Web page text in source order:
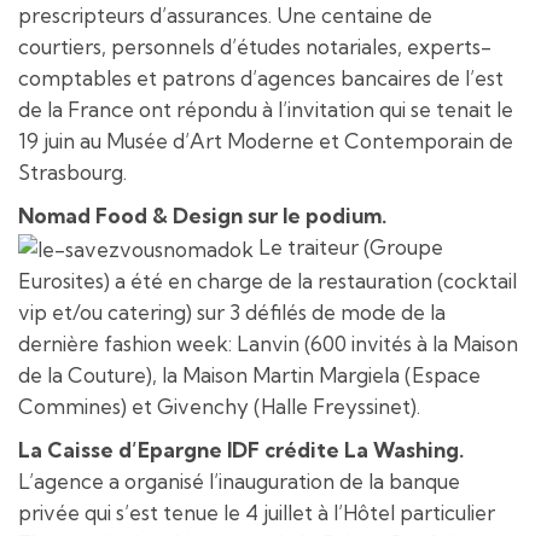
prescripteurs d’assurances. Une centaine de
courtiers, personnels d’études notariales, experts-
comptables et patrons d’agences bancaires de l’est
de la France ont répondu à l’invitation qui se tenait le
19 juin au Musée d’Art Moderne et Contemporain de
Strasbourg.
Nomad Food & Design sur le podium.
Le traiteur (Groupe
Eurosites) a été en charge de la restauration (cocktail
vip et/ou catering) sur 3 défilés de mode de la
dernière fashion week: Lanvin (600 invités à la Maison
de la Couture), la Maison Martin Margiela (Espace
Commines) et Givenchy (Halle Freyssinet).
La Caisse d’Epargne IDF crédite La Washing.
L’agence a organisé l’inauguration de la banque
privée qui s’est tenue le 4 juillet à l’Hôtel particulier